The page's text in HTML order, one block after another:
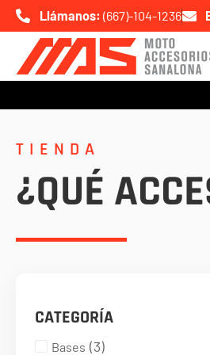
contenido
Llámanos: (667)-104-1236
TIENDA
¿QUÉ
CATEGORÍA
Bases (3)